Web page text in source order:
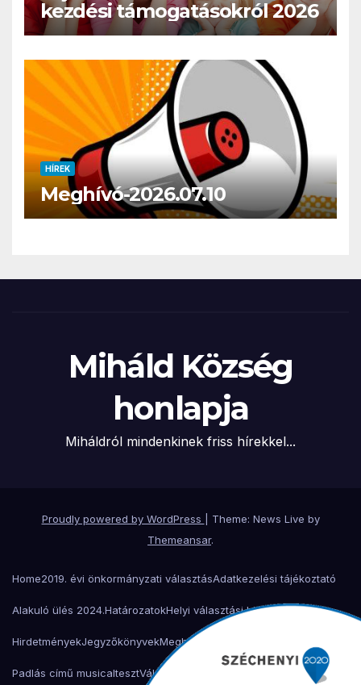
kezdési támogatásokról 2026
HÍREK
Meghívó-2026.07.10
Miháld Község
honlapja
Miháldról mindenkinek friss hírekkel...
Proudly powered by WordPress
Theme: News Live by
Themeansar.
Home2019. évi önkormányzati választásAdatkezelési tájékoztató
Alakuló ülés 2024.HatározatokHelyi választási bizottság
HirdetményekJegyzőkönyvekMeghívók
Padlás című musicaltesztVálasztási bizottság Választási iroda